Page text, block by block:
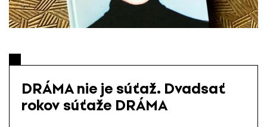
DRÁMA nie je súťaž. Dvadsať
rokov súťaže DRÁMA